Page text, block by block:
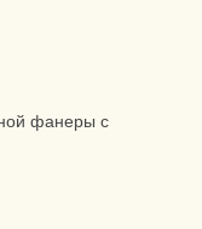
фанеры с